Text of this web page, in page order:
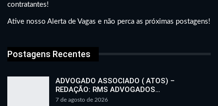
contratantes!
Ative nosso Alerta de Vagas e não perca as próximas postagens!
Postagens Recentes
ADVOGADO ASSOCIADO ( ATOS) –
REDAÇÃO: RMS ADVOGADOS…
7 de agosto de 2026